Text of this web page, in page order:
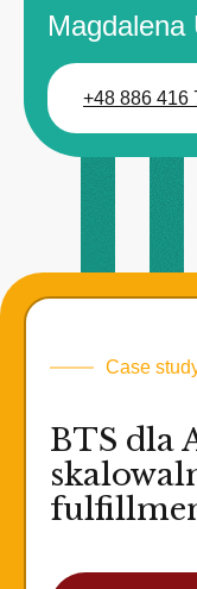
Magdalena
+48 886 416
Case
BTS dla